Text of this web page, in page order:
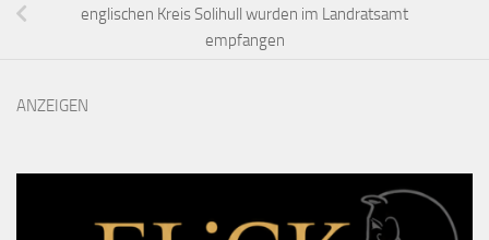
englischen Kreis Solihull wurden im Landratsamt
empfangen
ANZEIGEN